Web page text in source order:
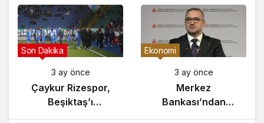
Son Dakika
Çaykur Rizespor,
Ağırlıyor!
Ekonomi
Enflasyon